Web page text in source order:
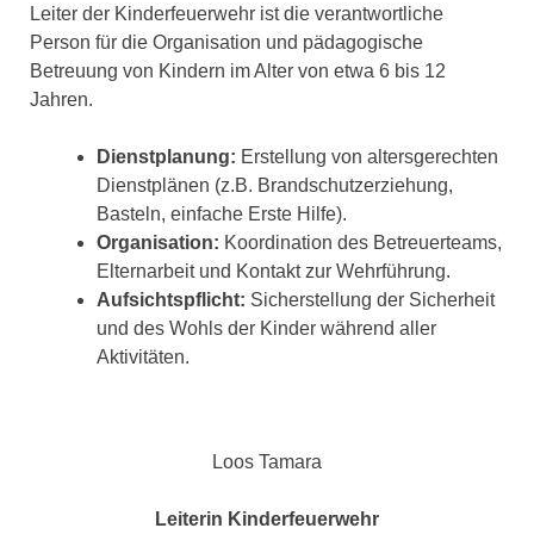
Leiter der Kinderfeuerwehr ist die verantwortliche
Person für die Organisation und pädagogische
Betreuung von Kindern im Alter von etwa 6 bis 12
Jahren.
Dienstplanung: Erstellung von altersgerechten
Dienstplänen (z.B. Brandschutzerziehung,
Basteln, einfache Erste Hilfe).
Organisation: Koordination des Betreuerteams,
Elternarbeit und Kontakt zur Wehrführung.
Aufsichtspflicht: Sicherstellung der Sicherheit
und des Wohls der Kinder während aller
Aktivitäten.
Loos Tamara
Leiterin Kinderfeuerwehr